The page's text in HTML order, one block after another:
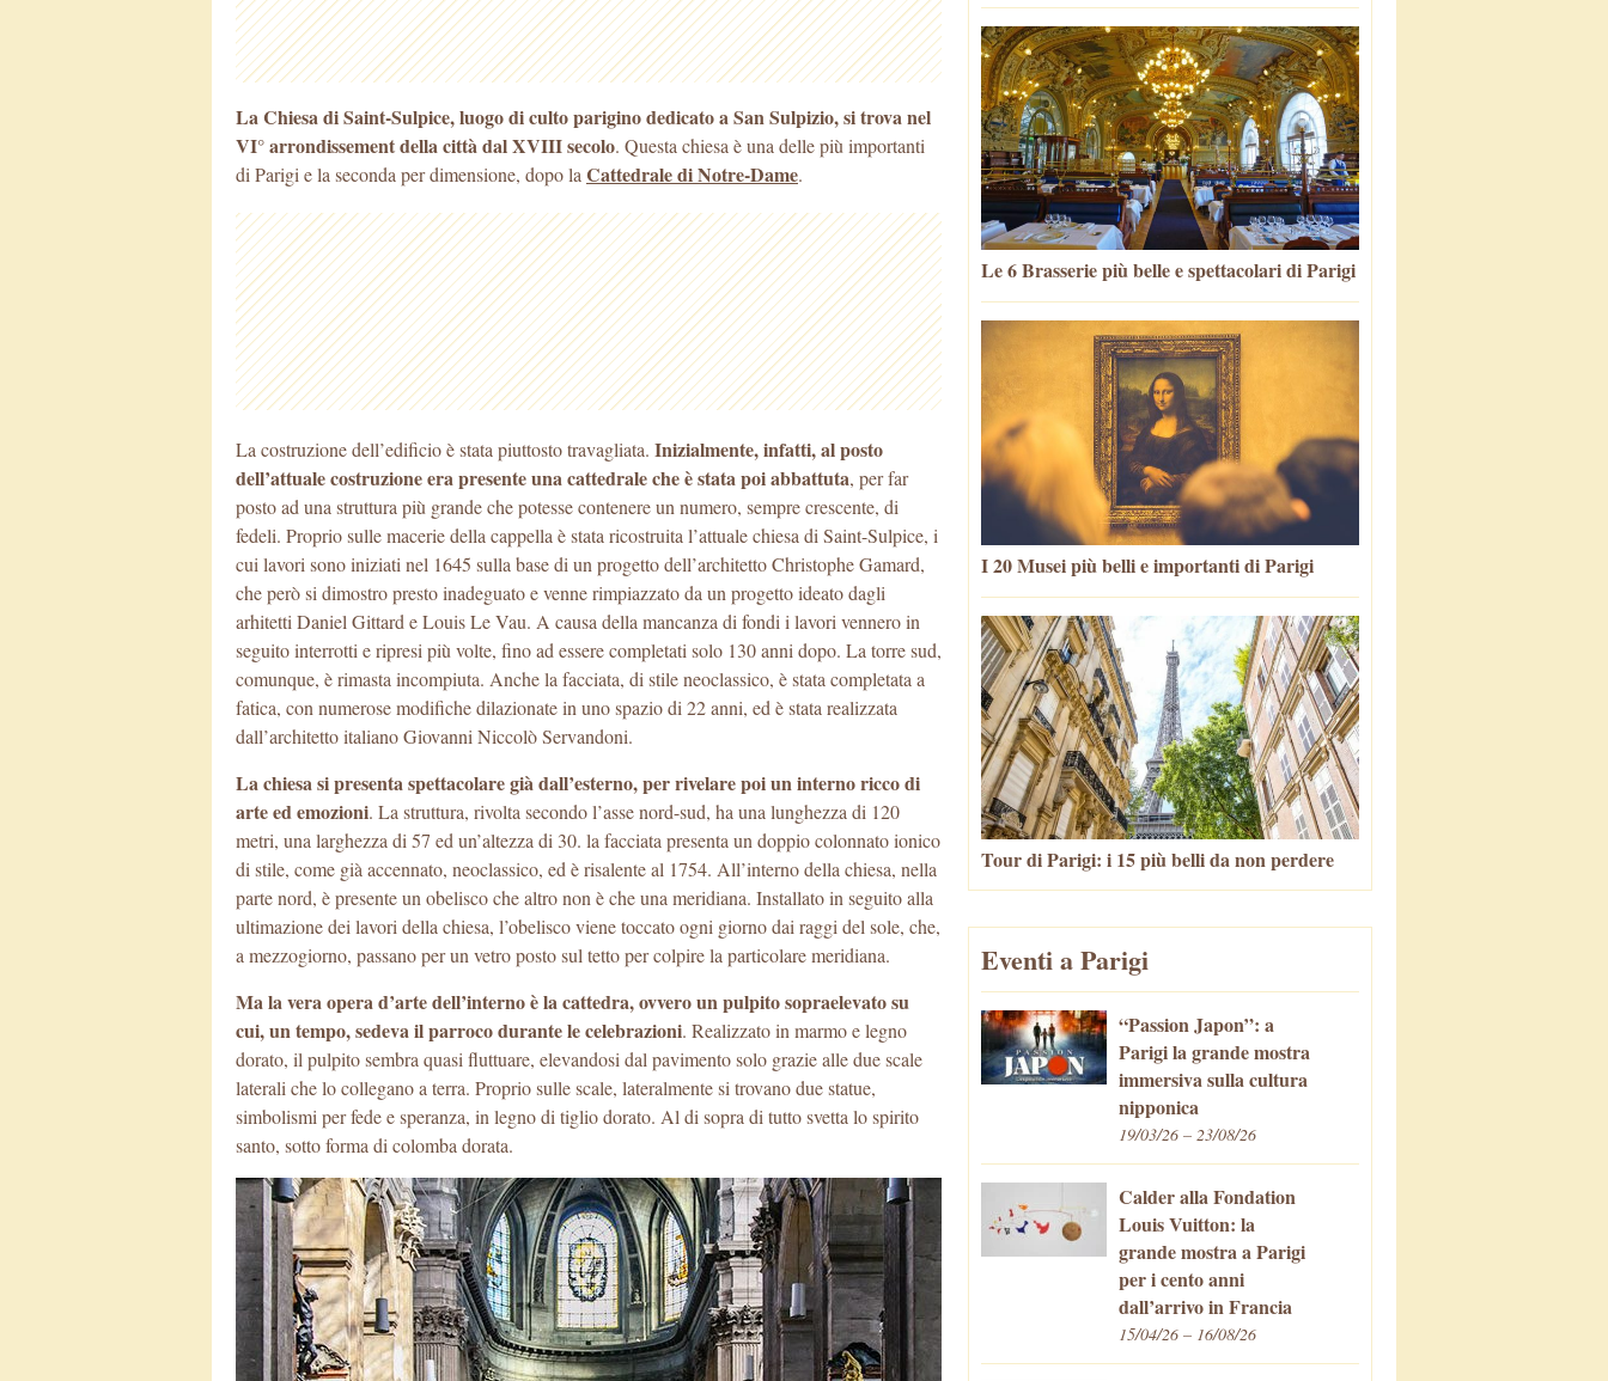
La Chiesa di Saint-Sulpice, luogo di culto parigino dedicato a San Sulpizio, si trova nel
VI° arrondissement della città dal XVIII secolo. Questa chiesa è una delle più importanti
di Parigi e la seconda per dimensione, dopo la Cattedrale di Notre-Dame.
La costruzione dell’edificio è stata piuttosto travagliata. Inizialmente, infatti, al posto
dell’attuale costruzione era presente una cattedrale che è stata poi abbattuta, per far
posto ad una struttura più grande che potesse contenere un numero, sempre crescente, di
fedeli. Proprio sulle macerie della cappella è stata ricostruita l’attuale chiesa di Saint-Sulpice, i
cui lavori sono iniziati nel 1645 sulla base di un progetto dell’architetto Christophe Gamard,
che però si dimostro presto inadeguato e venne rimpiazzato da un progetto ideato dagli
arhitetti Daniel Gittard e Louis Le Vau. A causa della mancanza di fondi i lavori vennero in
seguito interrotti e ripresi più volte, fino ad essere completati solo 130 anni dopo. La torre sud,
comunque, è rimasta incompiuta. Anche la facciata, di stile neoclassico, è stata completata a
fatica, con numerose modifiche dilazionate in uno spazio di 22 anni, ed è stata realizzata
dall’architetto italiano Giovanni Niccolò Servandoni.
La chiesa si presenta spettacolare già dall’esterno, per rivelare poi un interno ricco di
arte ed emozioni. La struttura, rivolta secondo l’asse nord-sud, ha una lunghezza di 120
metri, una larghezza di 57 ed un’altezza di 30. la facciata presenta un doppio colonnato ionico
di stile, come già accennato, neoclassico, ed è risalente al 1754. All’interno della chiesa, nella
parte nord, è presente un obelisco che altro non è che una meridiana. Installato in seguito alla
ultimazione dei lavori della chiesa, l’obelisco viene toccato ogni giorno dai raggi del sole, che,
a mezzogiorno, passano per un vetro posto sul tetto per colpire la particolare meridiana.
Ma la vera opera d’arte dell’interno è la cattedra, ovvero un pulpito sopraelevato su
cui, un tempo, sedeva il parroco durante le celebrazioni. Realizzato in marmo e legno
dorato, il pulpito sembra quasi fluttuare, elevandosi dal pavimento solo grazie alle due scale
laterali che lo collegano a terra. Proprio sulle scale, lateralmente si trovano due statue,
simbolismi per fede e speranza, in legno di tiglio dorato. Al di sopra di tutto svetta lo spirito
santo, sotto forma di colomba dorata.
Le 6 Brasserie più belle e spettacolari di Parigi
I 20 Musei più belli e importanti di Parigi
Tour di Parigi: i 15 più belli da non perdere
Eventi a Parigi
“Passion Japon”: a
Parigi la grande mostra
immersiva sulla cultura
nipponica
19/03/26 – 23/08/26
Calder alla Fondation
Louis Vuitton: la
grande mostra a Parigi
per i cento anni
dall’arrivo in Francia
15/04/26 – 16/08/26